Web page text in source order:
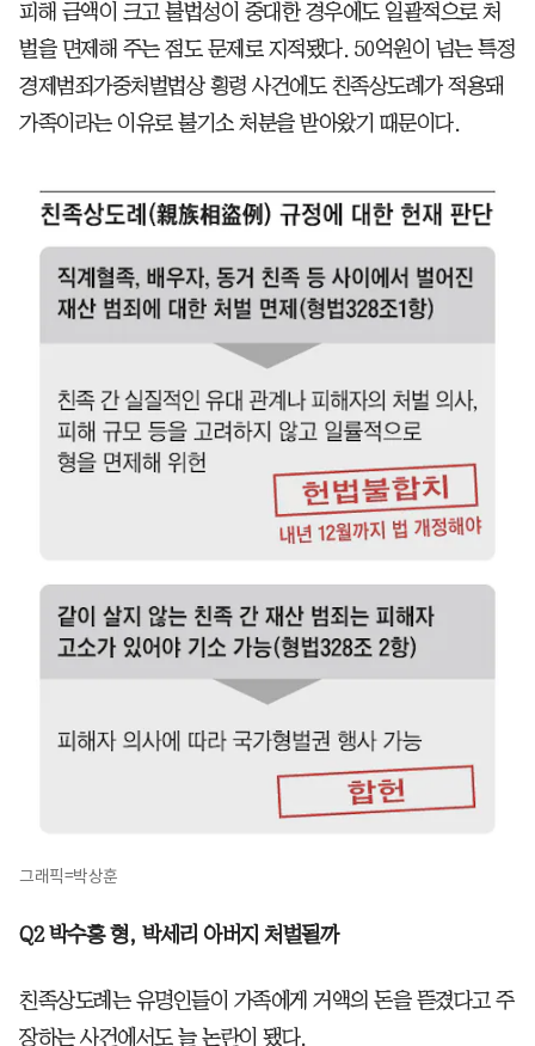
피해 금액이 크고 불법성이 중대한 경우에도 일괄적으로 처
벌을 면제해 주는 점도 문제로 지적됐다. 50억원이 넘는 특정
경제범죄가중처벌법상 횡령 사건에도 친족상도례가 적용돼
가족이라는 이유로 불기소 처분을 받아왔기 때문이다.
그래픽=박상훈
Q2 박수홍 형, 박세리 아버지 처벌될까
친족상도례는 유명인들이 가족에게 거액의 돈을 뜯겼다고 주
장하는 사건에서도 늘 논란이 됐다.